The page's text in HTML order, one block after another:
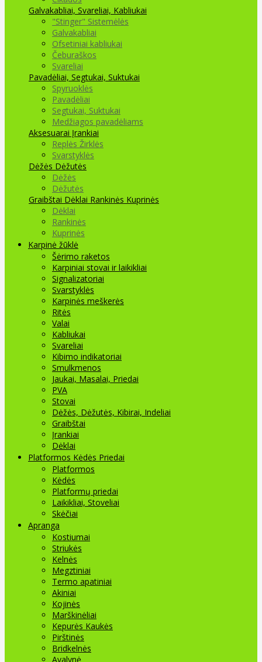
Galvakabliai, Svareliai, Kabliukai
"Stinger" Sistemėlės
Galvakabliai
Ofsetiniai kabliukai
Čeburaškos
Svareliai
Pavadėliai, Segtukai, Suktukai
Spyruoklės
Pavadėliai
Segtukai, Suktukai
Medžiagos pavadėliams
Aksesuarai Įrankiai
Replės Žirklės
Svarstyklės
Dėžės Dėžutės
Dėžės
Dėžutės
Graibštai Dėklai Rankinės Kuprinės
Dėklai
Rankinės
Kuprinės
Karpinė žūklė
Šėrimo raketos
Karpiniai stovai ir laikikliai
Signalizatoriai
Svarstyklės
Karpinės meškerės
Ritės
Valai
Kabliukai
Svareliai
Kibimo indikatoriai
Smulkmenos
Jaukai, Masalai, Priedai
PVA
Stovai
Dėžės, Dėžutės, Kibirai, Indeliai
Graibštai
Įrankiai
Dėklai
Platformos Kėdės Priedai
Platformos
Kėdės
Platformų priedai
Laikikliai, Stoveliai
Skėčiai
Apranga
Kostiumai
Striukės
Kelnės
Megztiniai
Termo apatiniai
Akiniai
Kojinės
Marškinėliai
Kepurės Kaukės
Pirštinės
Bridkelnės
Avalynė